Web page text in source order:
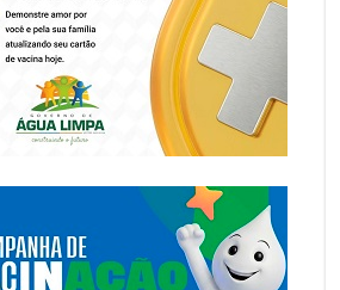
https://piracanjuba.go.gov.br/